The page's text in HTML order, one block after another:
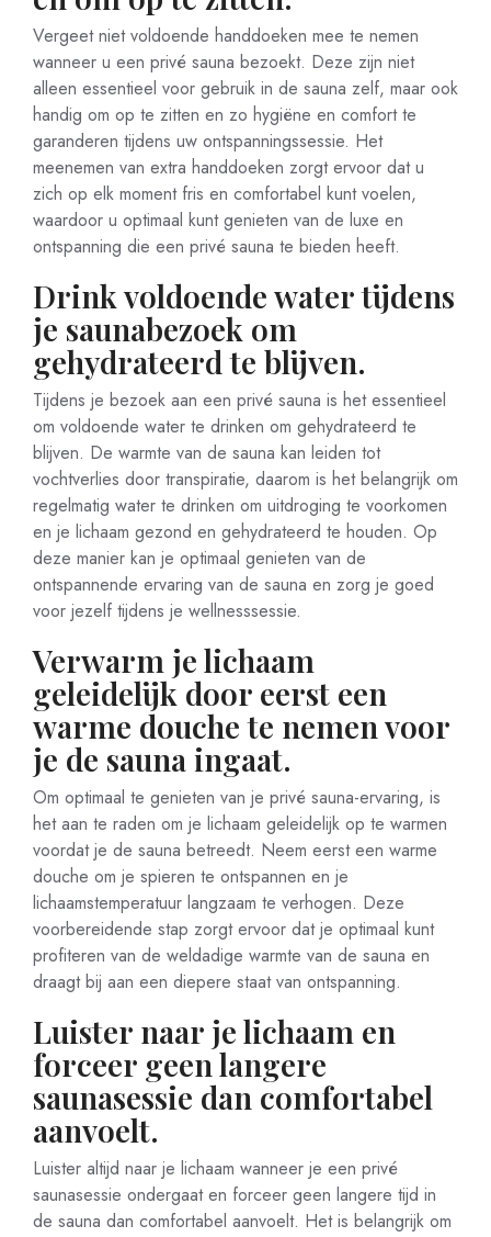
Vergeet niet voldoende handdoeken mee te nemen
wanneer u een privé sauna bezoekt. Deze zijn niet
alleen essentieel voor gebruik in de sauna zelf, maar ook
handig om op te zitten en zo hygiëne en comfort te
garanderen tijdens uw ontspanningssessie. Het
meenemen van extra handdoeken zorgt ervoor dat u
zich op elk moment fris en comfortabel kunt voelen,
waardoor u optimaal kunt genieten van de luxe en
ontspanning die een privé sauna te bieden heeft.
Drink voldoende water tijdens
je saunabezoek om
gehydrateerd te blijven.
Tijdens je bezoek aan een privé sauna is het essentieel
om voldoende water te drinken om gehydrateerd te
blijven. De warmte van de sauna kan leiden tot
vochtverlies door transpiratie, daarom is het belangrijk om
regelmatig water te drinken om uitdroging te voorkomen
en je lichaam gezond en gehydrateerd te houden. Op
deze manier kan je optimaal genieten van de
ontspannende ervaring van de sauna en zorg je goed
voor jezelf tijdens je wellnesssessie.
Verwarm je lichaam
geleidelijk door eerst een
warme douche te nemen voor
je de sauna ingaat.
Om optimaal te genieten van je privé sauna-ervaring, is
het aan te raden om je lichaam geleidelijk op te warmen
voordat je de sauna betreedt. Neem eerst een warme
douche om je spieren te ontspannen en je
lichaamstemperatuur langzaam te verhogen. Deze
voorbereidende stap zorgt ervoor dat je optimaal kunt
profiteren van de weldadige warmte van de sauna en
draagt bij aan een diepere staat van ontspanning.
Luister naar je lichaam en
forceer geen langere
saunasessie dan comfortabel
aanvoelt.
Luister altijd naar je lichaam wanneer je een privé
saunasessie ondergaat en forceer geen langere tijd in
de sauna dan comfortabel aanvoelt. Het is belangrijk om